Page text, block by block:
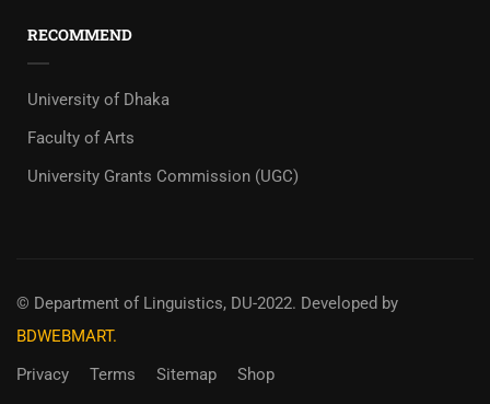
RECOMMEND
University of Dhaka
Faculty of Arts
University Grants Commission (UGC)
© Department of Linguistics, DU-2022. Developed by
BDWEBMART.
Privacy
Terms Sitemap Shop